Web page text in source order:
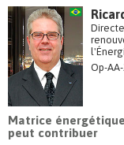
Op-AA-
Matrice
peut contribuer